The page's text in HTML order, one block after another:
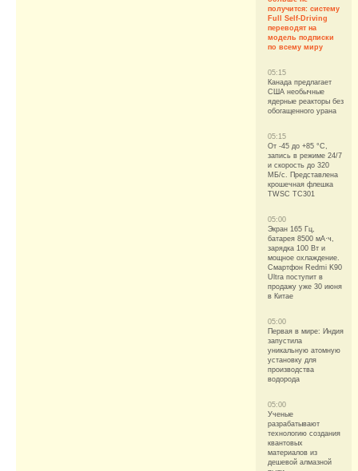
получится: систему
Full Self-Driving
переводят на
модель подписки
по всему миру
05:15
Канада предлагает
США необычные
ядерные реакторы без
обогащенного урана
05:15
От -45 до +85 °С,
запись в режиме 24/7
и скорость до 320
МБ/с. Представлена
крошечная флешка
TWSC TC301
05:00
Экран 165 Гц,
батарея 8500 мА·ч,
зарядка 100 Вт и
мощное охлаждение.
Смартфон Redmi K90
Ultra поступит в
продажу уже 30 июня
в Китае
05:00
Первая в мире: Индия
запустила
уникальную атомную
установку для
производства
водорода
05:00
Ученые
разрабатывают
технологию создания
квантовых
материалов из
дешевой алмазной